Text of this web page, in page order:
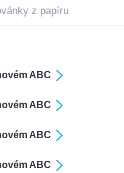
z papíru
ABC
ABC
ABC
ABC